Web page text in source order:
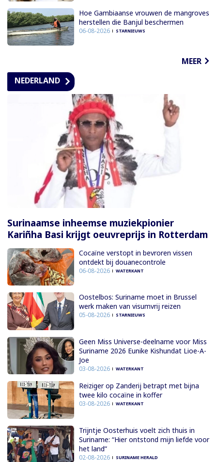
Hoe Gambiaanse vrouwen de mangroves
herstellen die Banjul beschermen
06-08-2026 STARNIEUWS
MEER
NEDERLAND
Surinaamse inheemse muziekpionier
Kariñha Basi krijgt oeuvreprijs in Rotterdam
Cocaïne verstopt in bevroren vissen
ontdekt bij douanecontrole
06-08-2026 WATERKANT
Oostelbos: Suriname moet in Brussel
werk maken van visumvrij reizen
05-08-2026 STARNIEUWS
Geen Miss Universe-deelname voor Miss
Suriname 2026 Eunike Kishundat Lioe-A-
Joe
03-08-2026 WATERKANT
Reiziger op Zanderij betrapt met bijna
twee kilo cocaïne in koffer
03-08-2026 WATERKANT
Trijntje Oosterhuis voelt zich thuis in
Suriname: “Hier ontstond mijn liefde voor
het land”
02-08-2026 SURINAME HERALD